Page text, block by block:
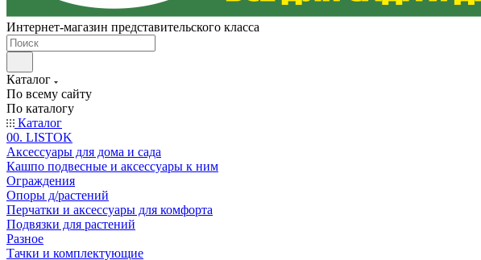
Интернет-магазин представительского класса
Каталог
По всему сайту
По каталогу
Каталог
00. LISTOK
Аксессуары для дома и сада
Кашпо подвесные и аксессуары к ним
Ограждения
Опоры д/растений
Перчатки и аксессуары для комфорта
Подвязки для растений
Разное
Тачки и комплектующие